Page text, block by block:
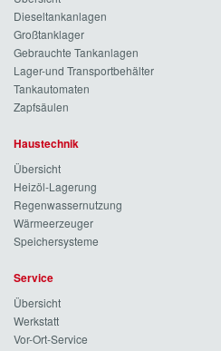
Dieseltankanlagen
Großtanklager
Gebrauchte Tankanlagen
Lager-und Transportbehälter
Tankautomaten
Zapfsäulen
Haustechnik
Übersicht
Heizöl-Lagerung
Regenwassernutzung
Wärmeerzeuger
Speichersysteme
Service
Übersicht
Werkstatt
Vor-Ort-Service